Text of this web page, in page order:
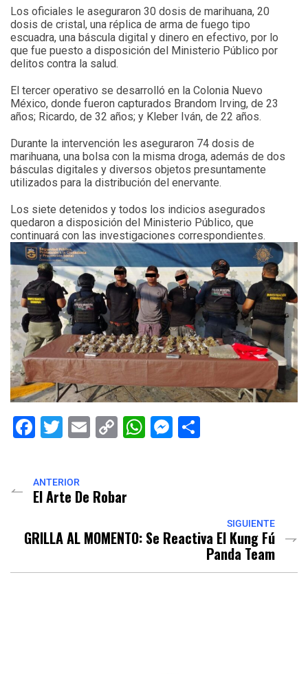
Los oficiales le aseguraron 30 dosis de marihuana, 20
dosis de cristal, una réplica de arma de fuego tipo
escuadra, una báscula digital y dinero en efectivo, por lo
que fue puesto a disposición del Ministerio Público por
delitos contra la salud.
El tercer operativo se desarrolló en la Colonia Nuevo
México, donde fueron capturados Brandom Irving, de 23
años; Ricardo, de 32 años; y Kleber Iván, de 22 años.
Durante la intervención les aseguraron 74 dosis de
marihuana, una bolsa con la misma droga, además de dos
básculas digitales y diversos objetos presuntamente
utilizados para la distribución del enervante.
Los siete detenidos y todos los indicios asegurados
quedaron a disposición del Ministerio Público, que
continuará con las investigaciones correspondientes.
Facebook
Twitter
EmailCopyWhatsApp
Messenger
ANTERIOR
El Arte De Robar
SIGUIENTE
GRILLA AL MOMENTO: Se Reactiva El Kung Fú
Panda Team